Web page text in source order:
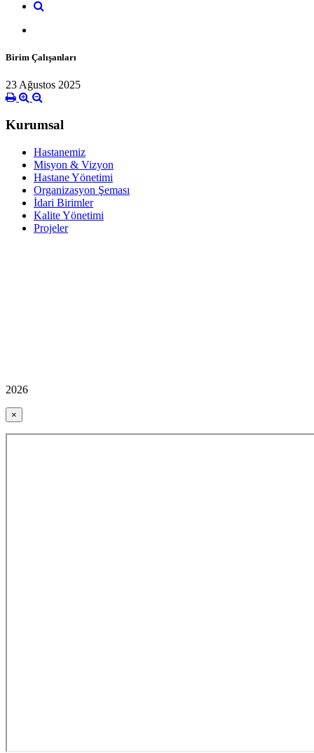
Birim Çalışanları
23 Ağustos 2025
Kurumsal
Hastanemiz
Misyon & Vizyon
Hastane Yönetimi
Organizasyon Şeması
İdari Birimler
Kalite Yönetimi
Projeler
2026
×